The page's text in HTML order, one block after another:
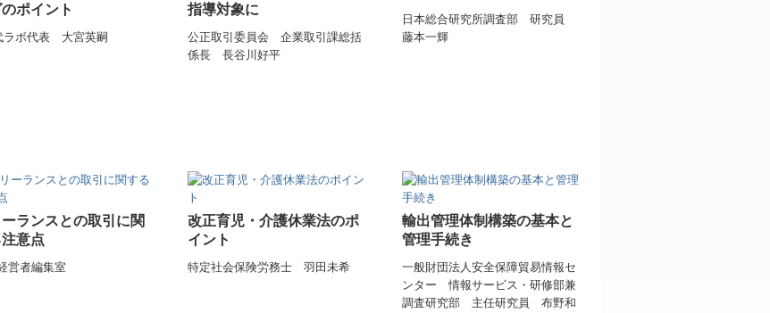
ポイント
ラボ代表 大宮英嗣
指導対象に
公正取引委員会 企業取引課総括
係長 長谷川好平
日本総合研究所調査部 研究員
藤本一輝
ランスとの取引に関
意点
営者編集室
改正育児・介護休業法のポ
イント
特定社会保険労務士 羽田未希
輸出管理体制構築の基本と
管理手続き
一般財団法人安全保障貿易情報セ
ンター情報サービス・研修部兼
調査研究部 主任研究員 布野和